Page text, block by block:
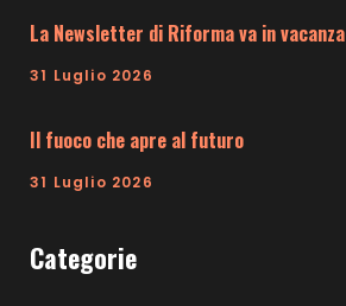
La Newsletter di Riforma va in vacanza
31 Luglio 2026
Il fuoco che apre al futuro
31 Luglio 2026
Categorie